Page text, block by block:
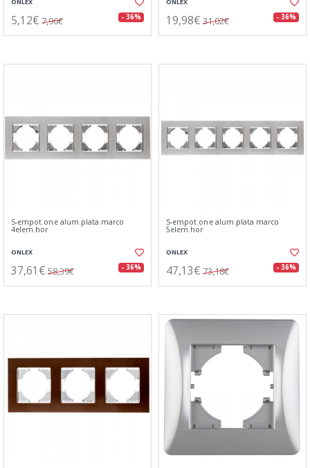
5,12€ 7,96€ - 36% 19,98€ 31,02€ - 36%
S-empot.one alum.plata marco
4elem.hor
ONLEX
37,61€ 58,39€ - 36%
S-empot.one alum.plata marco
5elem.hor
ONLEX
47,13€ 73,18€ - 36%